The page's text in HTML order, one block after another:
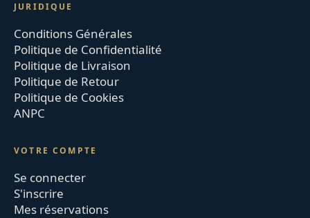
JURIDIQUE
Conditions Générales
Politique de Confidentialité
Politique de Livraison
Politique de Retour
Politique de Cookies
ANPC
VOTRE COMPTE
Se connecter
S'inscrire
Mes réservations